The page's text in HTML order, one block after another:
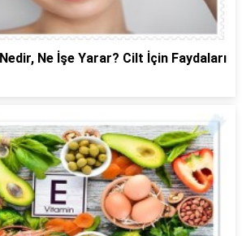
Ne İşe Yarar? Cilt İçin Faydaları